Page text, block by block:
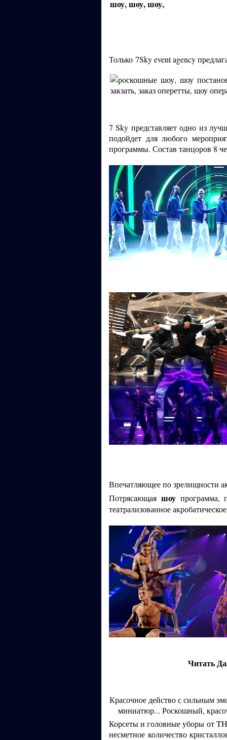
Только 7Sky event agency
7 Sky представляет одно из
подойдет для любого
программы. Состав танцоров 8
Впечатляющее по зрелищности
Потрясающая шоупрограмма,
театрализованное
Читать
Красочное действо с сильным
миниатюр... Роскошный,
Корсеты и головные уборы от
несметное количество